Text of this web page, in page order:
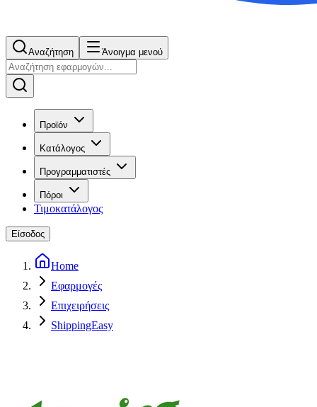
Αναζήτηση Άνοιγμα μενού
Προϊόν
Κατάλογος
Προγραμματιστές
Πόροι
Τιμοκατάλογος
Είσοδος
Home
Εφαρμογές
Επιχειρήσεις
ShippingEasy